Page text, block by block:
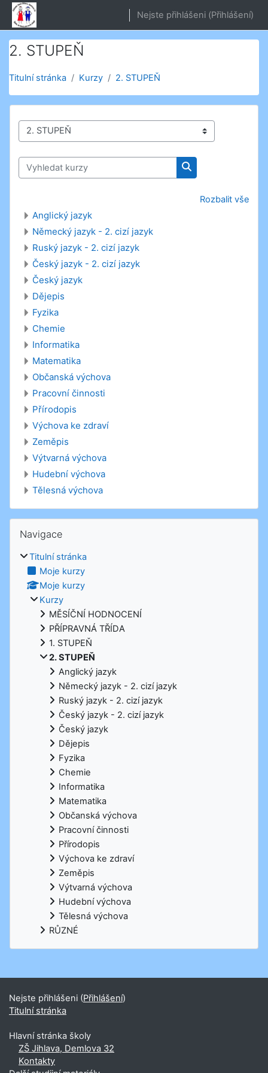
Přejít k hlavnímu obsahu
Nejste přihlášeni (Přihlášení)
2. STUPEŇ
Titulní stránka Kurzy 2. STUPEŇ
Kategorie kurzů
Vyhledat kurzy
Vyhledat kurzy
Rozbalit vše
Anglický jazyk
Německý jazyk - 2. cizí jazyk
Ruský jazyk - 2. cizí jazyk
Český jazyk - 2. cizí jazyk
Český jazyk
Dějepis
Fyzika
Chemie
Informatika
Matematika
Občanská výchova
Pracovní činnosti
Přírodopis
Výchova ke zdraví
Zeměpis
Výtvarná výchova
Hudební výchova
Tělesná výchova
Navigace
Titulní stránka
Moje kurzy
Moje kurzy
Kurzy
MĚSÍČNÍ HODNOCENÍ
PŘÍPRAVNÁ TŘÍDA
1. STUPEŇ
2. STUPEŇ
Anglický jazyk
Německý jazyk - 2. cizí jazyk
Ruský jazyk - 2. cizí jazyk
Český jazyk - 2. cizí jazyk
Český jazyk
Dějepis
Fyzika
Chemie
Informatika
Matematika
Občanská výchova
Pracovní činnosti
Přírodopis
Výchova ke zdraví
Zeměpis
Výtvarná výchova
Hudební výchova
Tělesná výchova
RŮZNÉ
Nejste přihlášeni (Přihlášení)
Titulní stránka
Hlavní stránka školy
ZŠ Jihlava, Demlova 32
Kontakty